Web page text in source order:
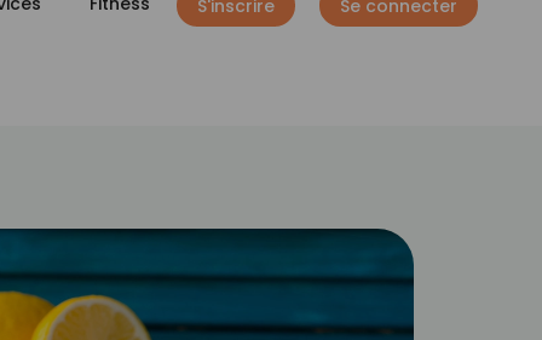
S'inscrire Se connecter